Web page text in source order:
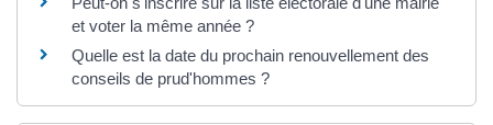
et voter la même année ?
Quelle est la date du prochain renouvellement des
conseils de prud'hommes ?